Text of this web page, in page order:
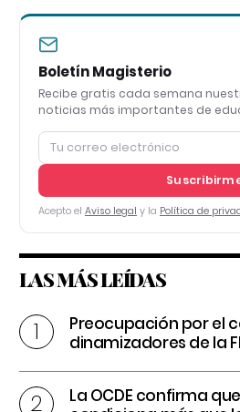
Boletín Magisterio
Recibe gratis cada semana
noticias más importantes de
Acepto el Aviso legal y la Política de
LAS MÁS LEÍDAS
Preocupación por el
dinamizadores de la
La OCDE confirma